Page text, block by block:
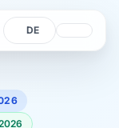
Sprache
Sprache